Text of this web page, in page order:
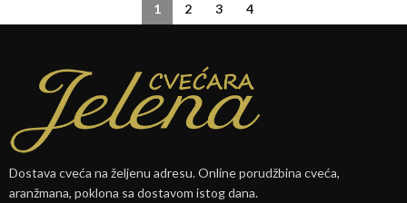
1 2 3 4
Dostava cveća na željenu adresu. Online porudžbina cveća,
aranžmana, poklona sa dostavom istog dana.